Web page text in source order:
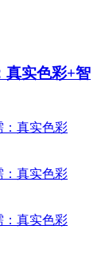
真实色彩+智